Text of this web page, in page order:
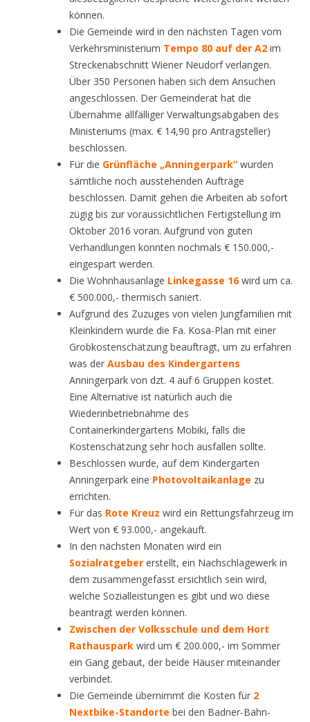
können.
Die Gemeinde wird in den nächsten Tagen vom
Verkehrsministerium Tempo 80 auf der A2 im
Streckenabschnitt Wiener Neudorf verlangen.
Über 350 Personen haben sich dem Ansuchen
angeschlossen. Der Gemeinderat hat die
Übernahme allfälliger Verwaltungsabgaben des
Ministeriums (max. € 14,90 pro Antragsteller)
beschlossen.
Für die Grünfläche „Anningerpark“ wurden
sämtliche noch ausstehenden Aufträge
beschlossen. Damit gehen die Arbeiten ab sofort
zügig bis zur voraussichtlichen Fertigstellung im
Oktober 2016 voran. Aufgrund von guten
Verhandlungen konnten nochmals € 150.000,-
eingespart werden.
Die Wohnhausanlage Linkegasse 16wird um ca.
€ 500.000,- thermisch saniert.
Aufgrund des Zuzuges von vielen Jungfamilien mit
Kleinkindern wurde die Fa. Kosa-Plan mit einer
Grobkostenschätzung beauftragt, um zu erfahren
was der Ausbau des Kindergartens
Anningerpark von dzt. 4 auf 6 Gruppen kostet.
Eine Alternative ist natürlich auch die
Wiederinbetriebnahme des
Containerkindergartens Mobiki, falls die
Kostenschätzung sehr hoch ausfallen sollte.
Beschlossen wurde, auf dem Kindergarten
Anningerpark eine Photovoltaikanlage zu
errichten.
Für das Rote Kreuz wird ein Rettungsfahrzeug im
Wert von € 93.000,- angekauft.
In den nächsten Monaten wird ein
Sozialratgeber erstellt, ein Nachschlagewerk in
dem zusammengefasst ersichtlich sein wird,
welche Sozialleistungen es gibt und wo diese
beantragt werden können.
Zwischen der Volksschule und dem Hort
Rathauspark wird um € 200.000,- im Sommer
ein Gang gebaut, der beide Häuser miteinander
verbindet.
Die Gemeinde übernimmt die Kosten für 2
Nextbike-Standorte bei den Badner-Bahn-